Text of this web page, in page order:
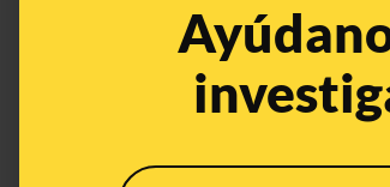
pese a que la
Aug 23, 2024, 12:33:25 PM